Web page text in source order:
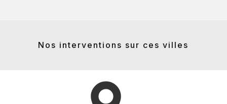
Nos interventions sur ces villes